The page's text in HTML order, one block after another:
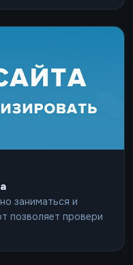
заниматься и
позволяет провери